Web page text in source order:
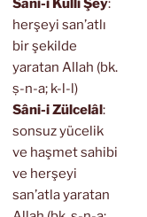
Sâni-i Külli Şey:
herşeyi san’atlı
bir şekilde
yaratan Allah (bk.
ṣ-n-a; k-l-l)
Sâni-i Zülcelâl :
sonsuz yücelik
ve haşmet sahibi
ve herşeyi
san’atla yaratan